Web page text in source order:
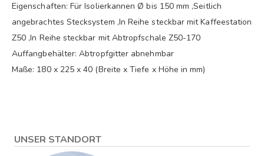
Eigenschaften: Für Isolierkannen Ø bis 150 mm ,Seitlich
angebrachtes Stecksystem ,In Reihe steckbar mit Kaffeestation
Z50 ,In Reihe steckbar mit Abtropfschale Z50-170
Auffangbehälter: Abtropfgitter abnehmbar
Maße: 180 x 225 x 40 (Breite x Tiefe x Höhe in mm)
UNSER STANDORT